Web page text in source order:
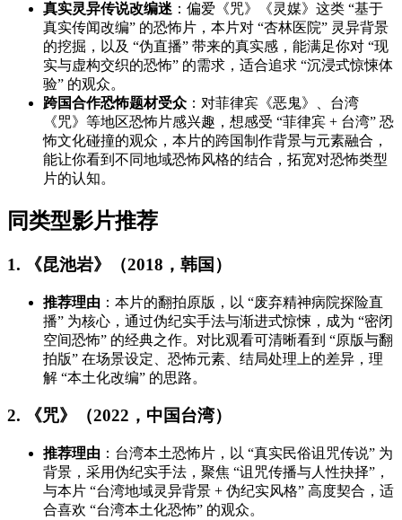
真实灵异传说改编迷 ：偏爱《咒》《灵媒》这类 “基于
真实传闻改编” 的恐怖片，本片对 “杏林医院” 灵异背景
的挖掘，以及 “伪直播” 带来的真实感，能满足你对 “现
实与虚构交织的恐怖” 的需求，适合追求 “沉浸式惊悚体
验” 的观众。
跨国合作恐怖题材受众 ：对菲律宾《恶鬼》、台湾
《咒》等地区恐怖片感兴趣，想感受 “菲律宾 + 台湾” 恐
怖文化碰撞的观众，本片的跨国制作背景与元素融合，
能让你看到不同地域恐怖风格的结合，拓宽对恐怖类型
片的认知。
同类型影片推荐
1. 《昆池岩》（2018，韩国）
推荐理由 ：本片的翻拍原版，以 “废弃精神病院探险直
播” 为核心，通过伪纪实手法与渐进式惊悚，成为 “密闭
空间恐怖” 的经典之作。对比观看可清晰看到 “原版与翻
拍版” 在场景设定、恐怖元素、结局处理上的差异，理
解 “本土化改编” 的思路。
2. 《咒》（2022，中国台湾）
推荐理由 ：台湾本土恐怖片，以 “真实民俗诅咒传说” 为
背景，采用伪纪实手法，聚焦 “诅咒传播与人性抉择”，
与本片 “台湾地域灵异背景 + 伪纪实风格” 高度契合，适
合喜欢 “台湾本土化恐怖” 的观众。